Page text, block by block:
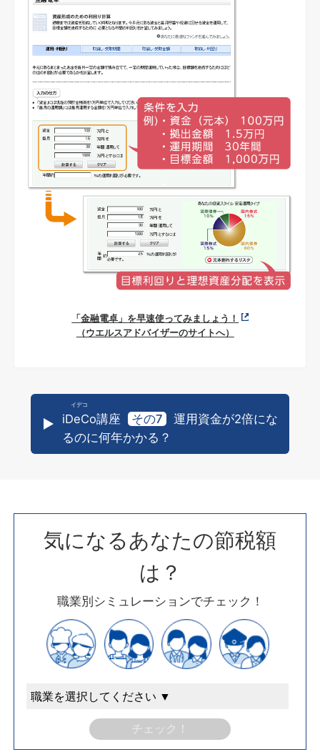
「金融電卓」を早速使ってみましょう！
（ウエルスアドバイザーのサイトへ）
iDeCo講座 その7
運用資金が2倍にな
るのに何年かかる？
気になるあなたの節税額
は？
職業別シミュレーションでチェック！
チェック！